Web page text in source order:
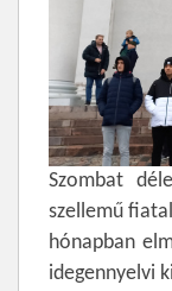
Szombat
szellemű
hónapban
idegennyelvi